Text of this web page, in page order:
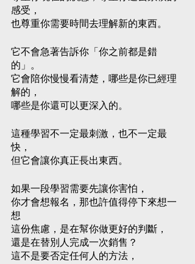
感受，
也尊重你需要時間去理解新的東西。
它不會急著告訴你「你之前都是錯
的」。
它會陪你慢慢看清楚，哪些是你已經理
解的，
哪些是你還可以更深入的。
這種學習不一定最刺激，也不一定最
快，
但它會讓你真正長出東西。
如果一段學習需要先讓你害怕，
你才會想報名，那也許值得停下來想一
想
這份焦慮，是在幫你做更好的判斷，
還是在替別人完成一次銷售？
這不是要否定任何人的方法，